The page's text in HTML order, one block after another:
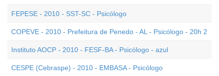
FEPESE - 2010 - SST-SC - Psicólogo
COPEVE - 2010 - Prefeitura de Penedo - AL - Psicólogo - 20h 2
Instituto AOCP - 2010 - FESF-BA - Psicólogo - azul
CESPE (Cebraspe) - 2010 - EMBASA - Psicólogo